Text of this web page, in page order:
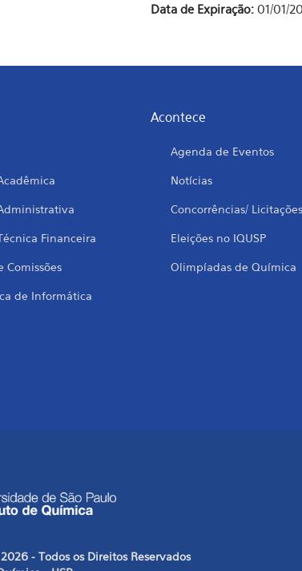
Data de Expiração: 01/01/
Financeira
Comissões
de Informática
Acontece
Agenda de Eventos
Notícias
Concorrências/ Licitações
Eleições no IQUSP
Olimpíadas de Química
- Todos os Direitos Reservados